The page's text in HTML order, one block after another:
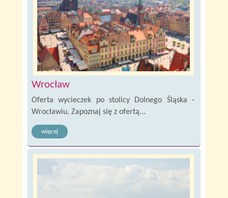
Wrocław
Oferta wycieczek po stolicy Dolnego Śląska -
Wrocławiu. Zapoznaj się z ofertą...
więcej